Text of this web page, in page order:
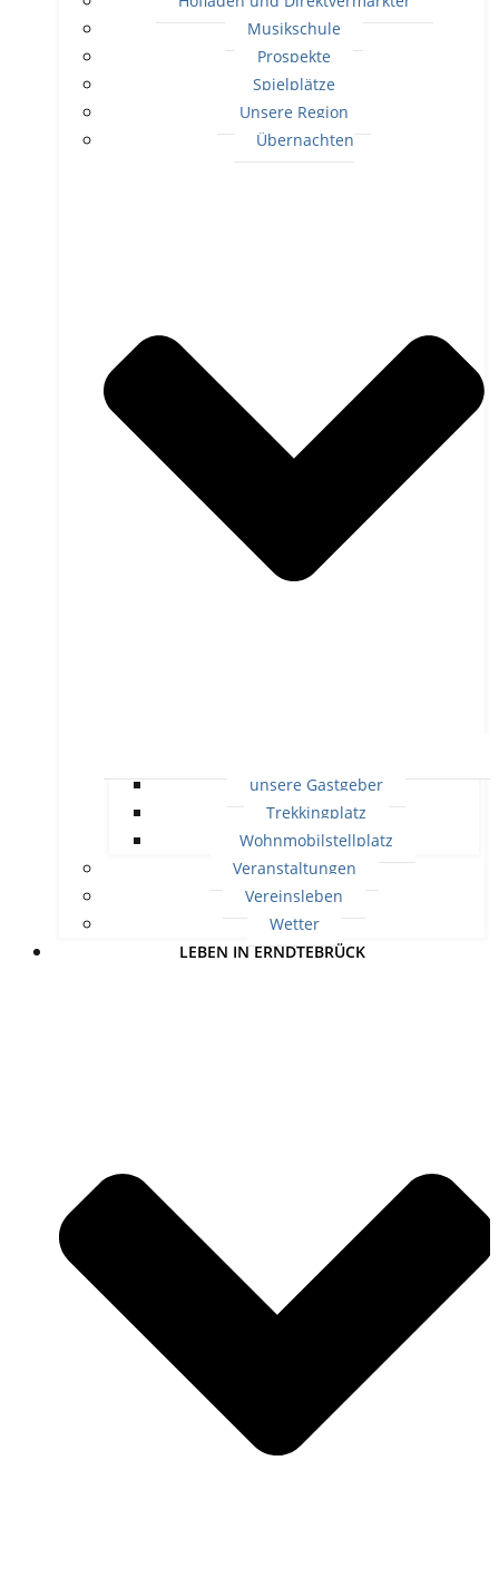
Musikschule
Prospekte
Spielplätze
Unsere Region
Übernachten
unsere Gastgeber
Trekkingplatz
Wohnmobilstellplatz
Veranstaltungen
Vereinsleben
Wetter
LEBEN IN ERNDTEBRÜCK